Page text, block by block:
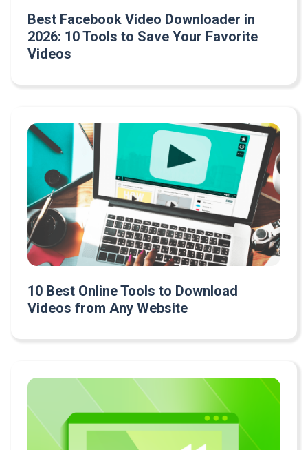
Best Facebook Video Downloader in
2026: 10 Tools to Save Your Favorite
Videos
10 Best Online Tools to Download
Videos from Any Website